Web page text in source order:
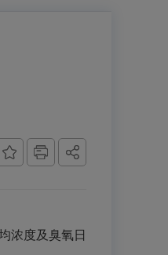
浓度及臭氧日